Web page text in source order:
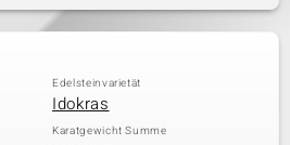
Edelsteinvarietät
Idokras
Karatgewicht Summe